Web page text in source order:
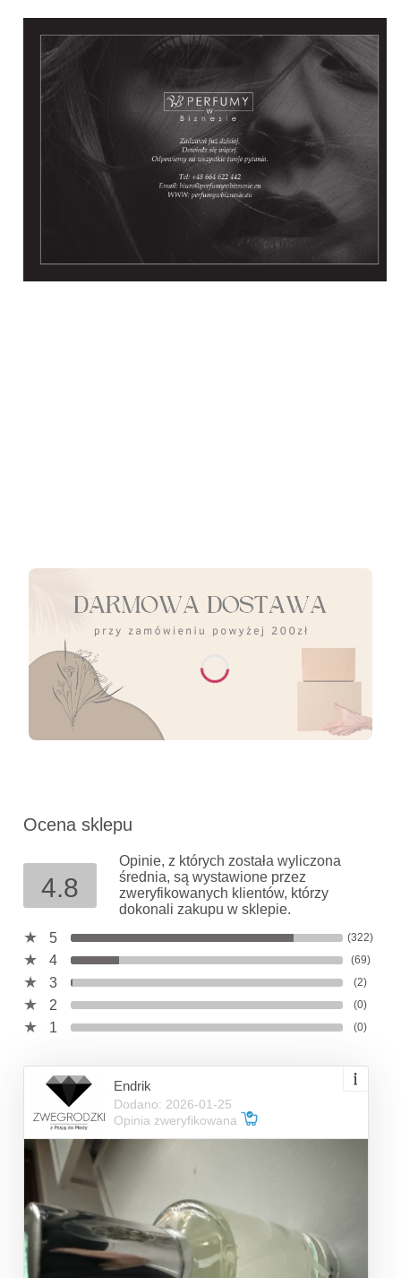
Ocena sklepu
4.8
Opinie, z których została wyliczona
średnia, są wystawione przez
zweryfikowanych klientów, którzy
dokonali zakupu w sklepie.
5
(322)
4 (69)
3 (2)
2 (0)
1 (0)
Endrik
Dodano: 2026-01-25
Opinia zweryfikowana